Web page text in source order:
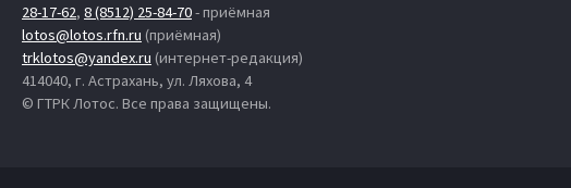
28-17-62, 8 (8512) 25-84-70- приёмная
lotos@lotos.rfn.ru (приёмная)
trklotos@yandex.ru (интернет-редакция)
414040, г. Астрахань, ул. Ляхова, 4
© ГТРК Лотос. Все права защищены.